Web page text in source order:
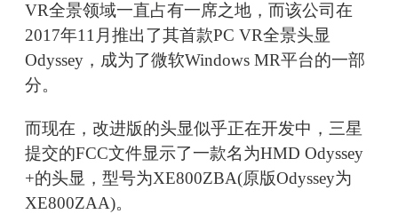
VR全景领域一直占有一席之地，而该公司在
2017年11月推出了其首款PC VR全景头显
Odyssey，成为了微软Windows MR平台的一部
分。
而现在，改进版的头显似乎正在开发中，三星
提交的FCC文件显示了一款名为HMD Odyssey
+的头显，型号为XE800ZBA(原版Odyssey为
XE800ZAA)。